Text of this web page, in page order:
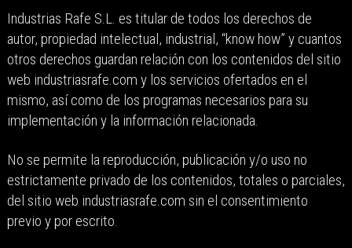
Industrias Rafe S.L. es titular de todos los derechos de
autor, propiedad intelectual, industrial, “know how” y cuantos
otros derechos guardan relación con los contenidos del sitio
web industriasrafe.com y los servicios ofertados en el
mismo, así como de los programas necesarios para su
implementación y la información relacionada.
No se permite la reproducción, publicación y/o uso no
estrictamente privado de los contenidos, totales o parciales,
del sitio web industriasrafe.com sin el consentimiento
previo y por escrito.